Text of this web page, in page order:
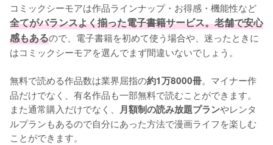
コミックシーモアは作品ラインナップ・お得感・機能性など
全てがバランスよく揃った電子書籍サービス。老舗で安心
感もあるので、電子書籍を初めて使う場合や、迷ったときに
はコミックシーモアを選んでまず間違いないでしょう。
無料で読める作品数は業界屈指の約1万8000冊。マイナー作
品だけでなく、有名作品も一部無料で読むことができます。
また通常購入だけでなく、 月額制の読み放題プランやレンタ
ルプランもあるので自分にあった方法で漫画ライフを楽しむ
ことができます。